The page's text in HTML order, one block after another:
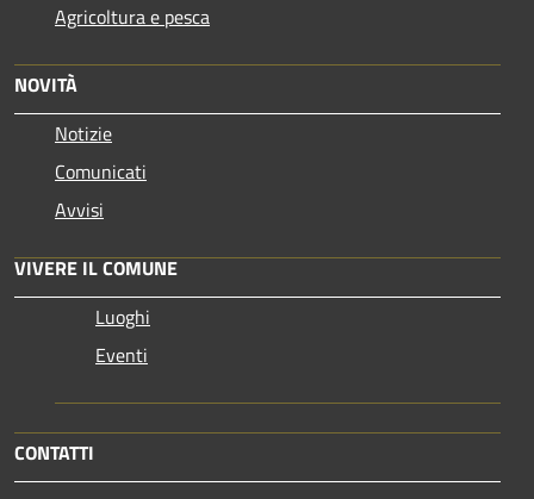
Agricoltura e pesca
NOVITÀ
Notizie
Comunicati
Avvisi
VIVERE IL COMUNE
Luoghi
Eventi
CONTATTI